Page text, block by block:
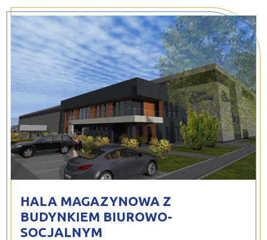
PROFILAR – profile zimnogięte
DE
HALA MAGAZYNOWA Z
BUDYNKIEM BIUROWO-
SOCJALNYM